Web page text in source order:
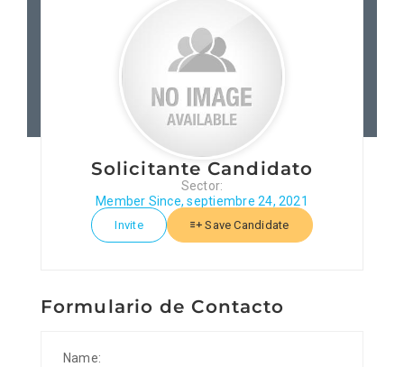
Patronos
Junta Local Desarrollo
Adiestramientos
Eventos
Contacto
Solicitante Candidato
Sector:
Member Since, septiembre 24, 2021
Invite Save Candidate
Formulario de Contacto
Name: